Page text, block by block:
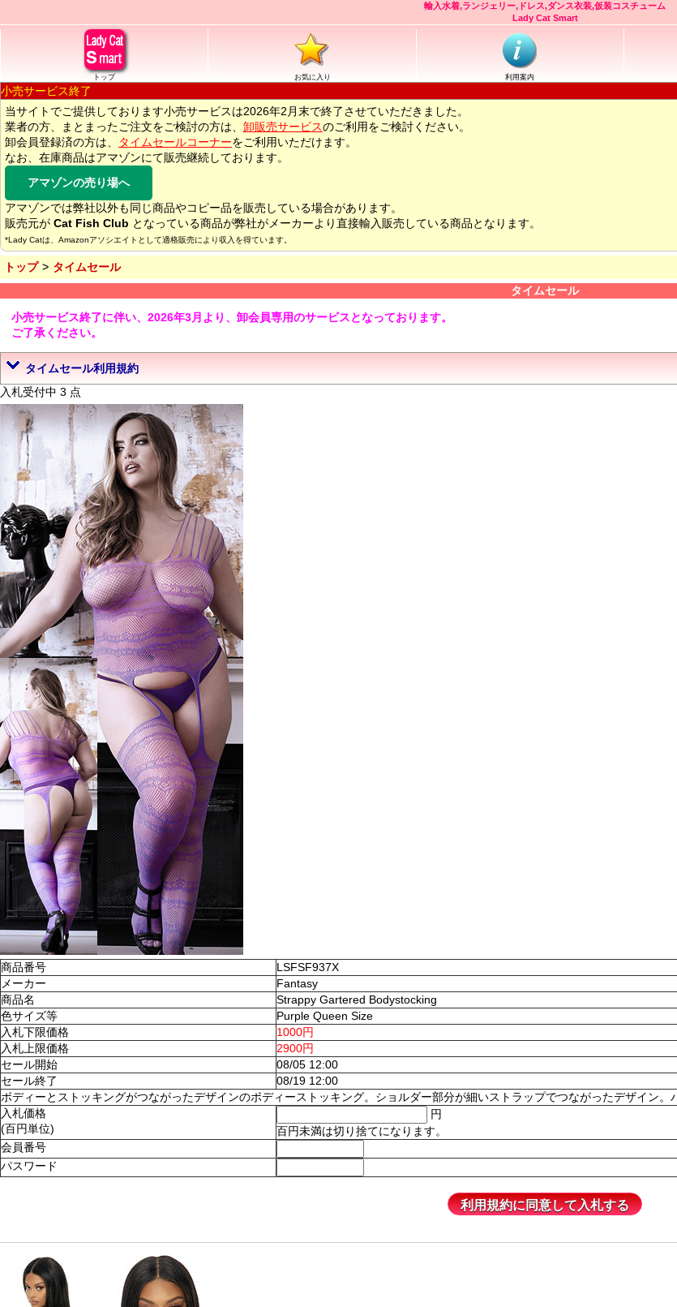
輸入水着,ランジェリー,ドレス,ダンス衣装,仮装コスチューム
Lady Cat Smart
トップ お気に入り 利用案内
小売サービス終了
当サイトでご提供しております小売サービスは2026年2月末で終了させていただきました。
業者の方、まとまったご注文をご検討の方は、 卸販売サービスのご利用をご検討ください。
卸会員登録済の方は、
タイムセールコーナーをご利用いただけます。
なお、在庫商品はアマゾンにて販売継続しております。
アマゾンの売り場へ
アマゾンでは弊社以外も同じ商品やコピー品を販売している場合があります。
販売元が Cat Fish Club となっている商品が弊社がメーカーより直接輸入販売している商品となります。
*Lady Catは、Amazonアソシエイトとして適格販売により収入を得ています。
トップ
タイムセール
タイムセール
小売サービス終了に伴い、2026年3月より、卸会員専用のサービスとなっております。
ご了承ください。
タイムセール利用規約
入札受付中 3 点
商品番号
LSFSF937X
メーカー
Fantasy
商品名
Strappy Gartered Bodystocking
色サイズ等
Purple Queen Size
入札下限価格
1000円
入札上限価格
2900円
セール開始
08/05 12:00
セール終了
08/19 12:00
ボディーとストッキングがつながったデザインのボディーストッキング。ショルダー部分が細いストラップでつながったデザイン。
入札価格
(百円単位)
円
百円未満は切り捨てになります。
会員番号
パスワード